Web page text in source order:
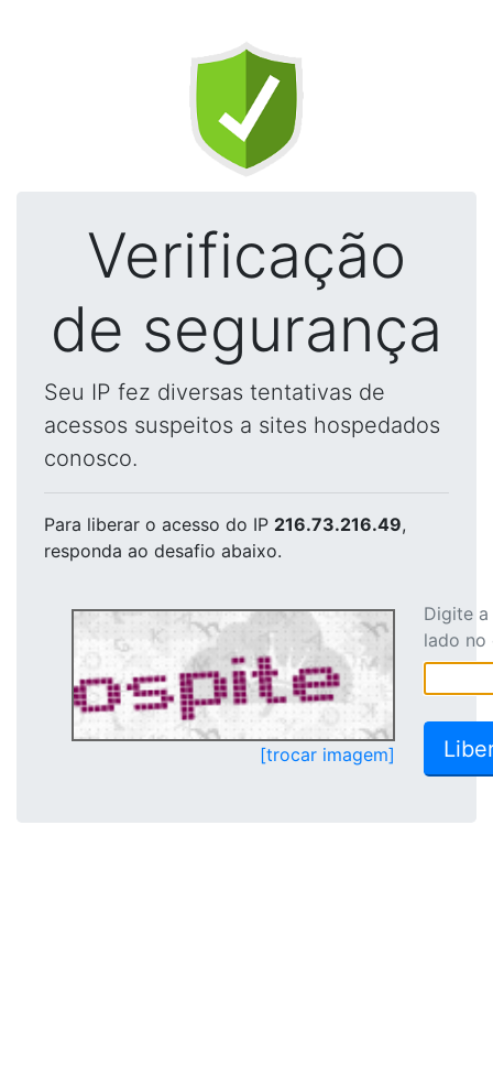
Verificação
de segurança
Seu IP fez diversas tentativas de
acessos suspeitos a sites hospedados
conosco.
Para liberar o acesso do IP 216.73.216.49,
responda ao desafio abaixo.
[trocar imagem]
Digite
lado no